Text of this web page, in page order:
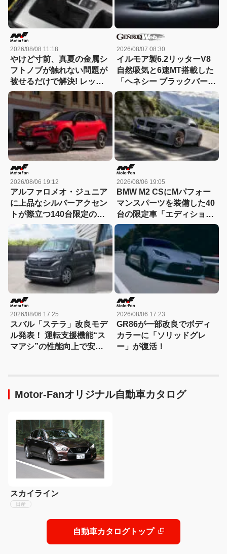
2026/08/08 11:18
やけど寸前、真夏の金属シ
フトノブが触れない問題が
被せるだけで解決! レッツ
ォのシリコンカバーが夏も
冬も快適すぎる! 【CAR
MONO図鑑】
2026/08/07 08:30
イルモア製6.2リッターV8
自然吸気と6速MT搭載した
「ヘネシー ブラックバー
ド」がデビュー【動画】
2026/08/06 19:12
アルファロメオ・ジュニア
に上品なシルバーアクセン
トが際立つ140台限定の
「スポルト スペチアーレ」
が登場！
2026/08/06 19:05
BMW M2 CSにMパフォー
マンスパーツを装備した40
台の限定車「エディショ
ン・エッジ」が登場！
2026/08/06 17:25
スバル「ステラ」改良モデ
ル発表！ 運転支援機能“ス
マアシ”の性能向上で安心
2026/08/06 17:23
GR86が一部改良でボディ
カラーに「ソリッドグレ
ー」が復活！
Motor-Fanオリジナル自動車カタログ
スカイライン
日産
自動車カタログトップ